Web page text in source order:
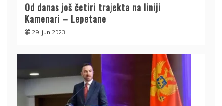
Od danas još četiri trajekta na liniji
Kamenari – Lepetane
29. jun 2023.